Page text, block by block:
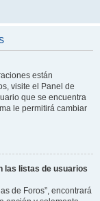
están
visite el Panel de
que se encuentra
le permitirá cambiar
las listas de usuarios
de Foros”, encontrará